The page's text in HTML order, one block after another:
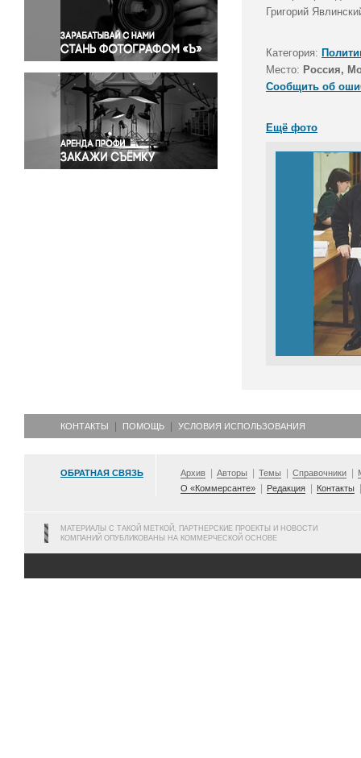
Правосудие
Происшествия и конфликты
Религия
Светская жизнь
Спорт
Экология
Экономика и бизнес
Григорий
Категория:
Место: Россия,
Сообщить об
Ещё фото
КОНТАКТЫ ПОМОЩЬ УСЛОВИЯ ИСПОЛЬЗОВАНИЯ
ОБРАТНАЯ СВЯЗЬ Архив Авторы Темы Справочники
О «Коммерсанте»
Редакция Контакты
МАТЕРИАЛЫ С ТАКОЙ МЕТКОЙ, ПАРТНЕРСКИЕ ПРОЕКТЫ И НОВОСТИ
КОМПАНИЙ ОПУБЛИКОВАНЫ НА КОММЕРЧЕСКОЙ ОСНОВЕ